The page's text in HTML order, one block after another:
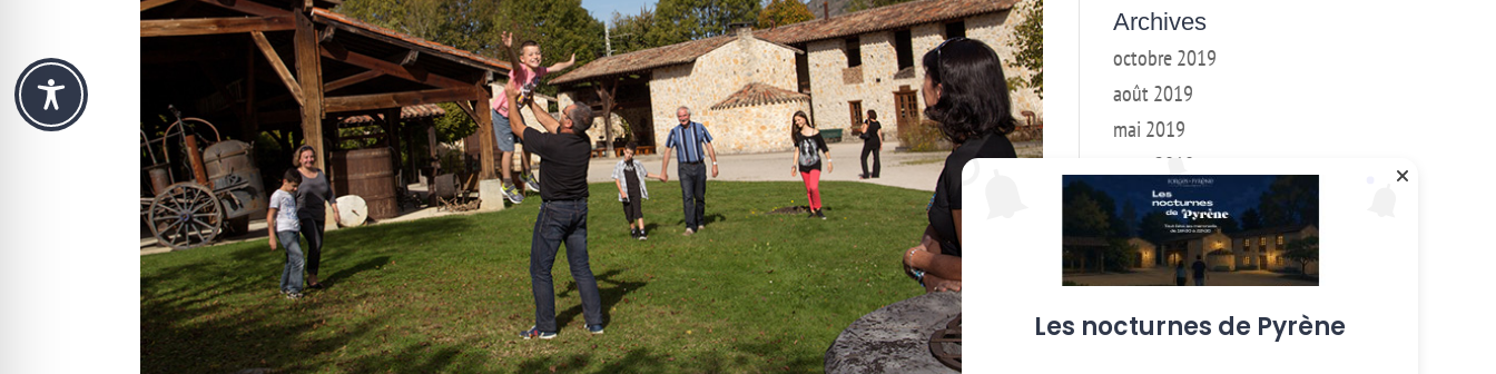
Archives
octobre 2019
août 2019
mai 2019
mars 2018
février 2018
janvier 2017
décembre 2016
Categories
Les nocturnes de Pyrène